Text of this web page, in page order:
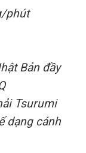
phút
Bản đầy
Tsurumi
dạng cánh